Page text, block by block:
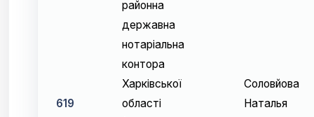
619
районна
державна
нотаріальна
контора
Харківської
області
Соловйова
Наталья